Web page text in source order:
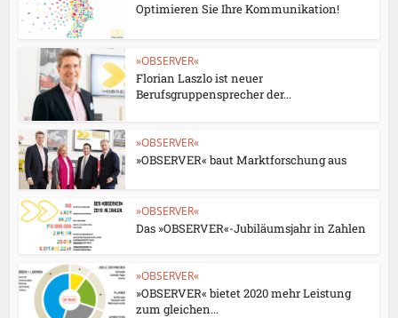
Optimieren Sie Ihre Kommunikation!
»OBSERVER«
Florian Laszlo ist neuer
Berufsgruppensprecher der...
»OBSERVER«
»OBSERVER« baut Marktforschung aus
»OBSERVER«
Das »OBSERVER«-Jubiläumsjahr in Zahlen
»OBSERVER«
»OBSERVER« bietet 2020 mehr Leistung
zum gleichen...